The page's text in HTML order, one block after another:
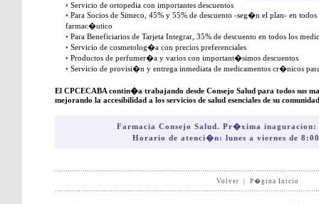
• Servicio de ortopedia con importantes descuentos
• Para Socios de Simeco, 45% y 55% de descuento -seg�n el plan- en
farmac�utico
• Para Beneficiarios de Tarjeta Integrar, 35% de descuento en todos los
• Servicio de cosmetolog�a con precios preferenciales
• Productos de perfumer�a y varios con important�simos descuentos
• Servicio de provisi�n y entrega inmediata de medicamentos cr�nicos
El CPCECABA contin�a trabajando desde Consejo Salud para todos sus
mejorando la accesibilidad a los servicios de salud esenciales de su
Farmacia Consejo Salud. Pr�xima inaguracion:
Horario de atenci�n: lunes a viernes de
Volver P�gina Inicio